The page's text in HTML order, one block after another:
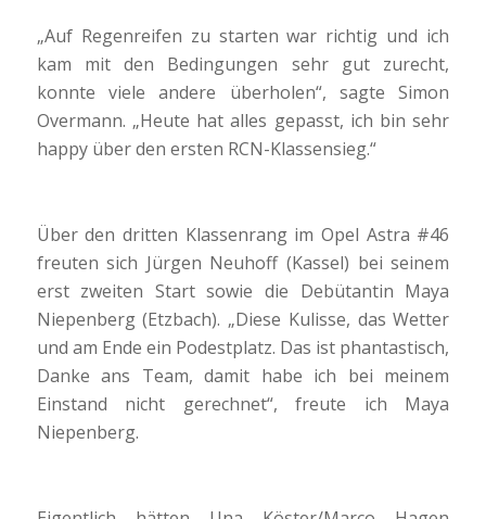
„Auf Regenreifen zu starten war richtig und ich
kam mit den Bedingungen sehr gut zurecht,
konnte viele andere überholen“, sagte Simon
Overmann. „Heute hat alles gepasst, ich bin sehr
happy über den ersten RCN-Klassensieg.“
Über den dritten Klassenrang im Opel Astra #46
freuten sich Jürgen Neuhoff (Kassel) bei seinem
erst zweiten Start sowie die Debütantin Maya
Niepenberg (Etzbach). „Diese Kulisse, das Wetter
und am Ende ein Podestplatz. Das ist phantastisch,
Danke ans Team, damit habe ich bei meinem
Einstand nicht gerechnet“, freute ich Maya
Niepenberg.